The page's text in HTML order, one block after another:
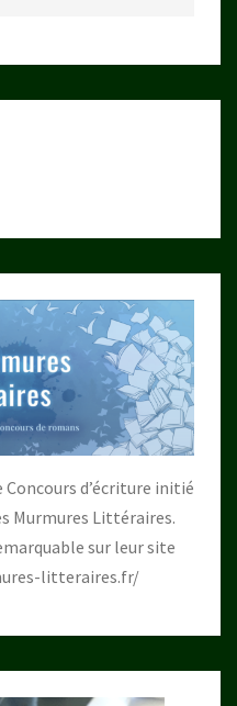
d’écriture initié
Murmures Littéraires.
sur leur site
litteraires.fr/